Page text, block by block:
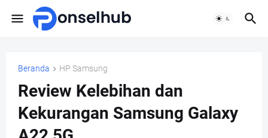
Beranda HP Samsung
Review Kelebihan dan
Kekurangan Samsung Galaxy